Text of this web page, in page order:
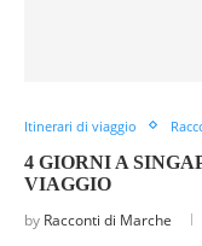
Itinerari di viaggio
4 GIORNI A
VIAGGIO
by Racconti di Marche